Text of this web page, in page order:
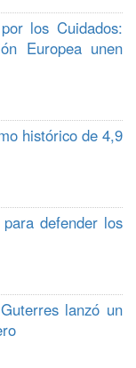
los Cuidados:
Europea unen
histórico de 4,9
defender los
lanzó un